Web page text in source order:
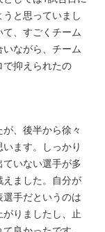
と思っていまし
、すごくチーム
ながら、チーム
で抑えられたの
、後半から徐々
ます。しっかり
いない選手が多
ました。自分が
手だというのは
りましたし、止